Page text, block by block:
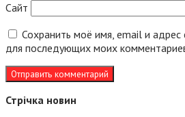
Сайт
Сохранить моё имя, email и адрес
для последующих моих
Стрічка новин